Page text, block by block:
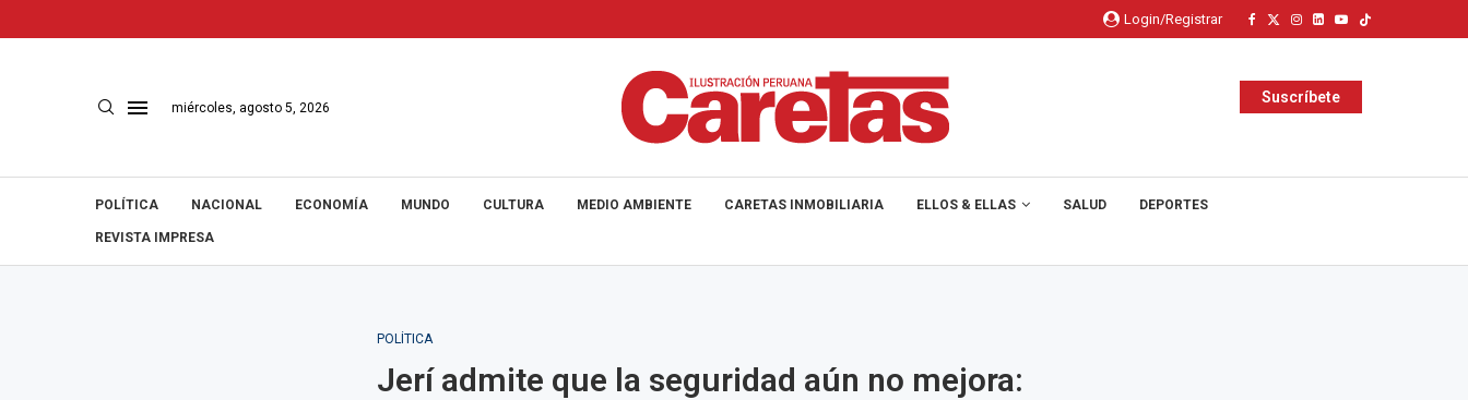
Login/Registrar
miércoles, agosto 5, 2026
Suscríbete
POLÍTICA NACIONAL ECONOMÍA MUNDO CULTURA MEDIO AMBIENTE CARETAS INMOBILIARIA ELLOS & ELLAS SALUD DEPORTES
REVISTA IMPRESA
POLÍTICA
Jerí admite que la seguridad aún no mejora: